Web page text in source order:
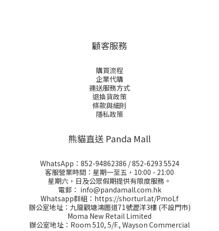
顧客服務
購買流程
企業代購
運送服務方式
退換貨政策
條款與細則
隱私政策
熊貓直送 Panda Mall
WhatsApp： 852-94862386 /852-6293 5524
客服營業時間：星期一至五，10:00 - 21:00
星期六，日及公眾假期提供有限度服務。
電郵： info@pandamall.com.hk
Whatsapp群組： https://shorturl.at/PmoLf
辦公室地址：九龍觀塘鴻圖道71號瀝洋3樓 (不設門市)
Moma New Retail Limited
辦公室地址：Room 510, 5/F., Wayson Commercial